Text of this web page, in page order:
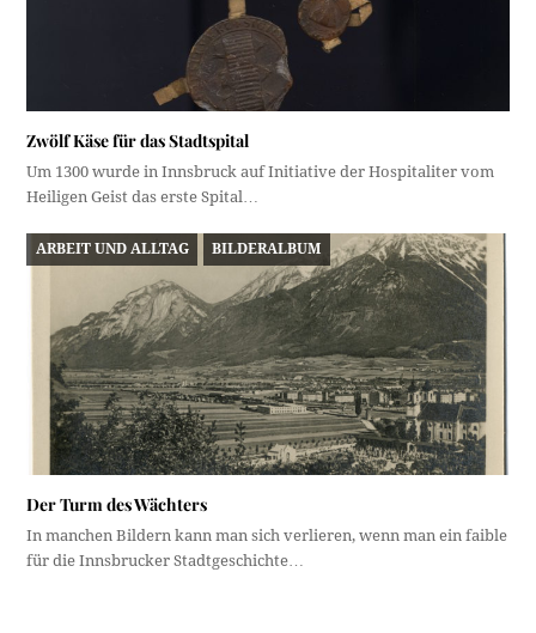
Zwölf Käse für das Stadtspital
Um 1300 wurde in Innsbruck auf Initiative der Hospitaliter vom
Heiligen Geist das erste Spital…
ARBEIT UND ALLTAG BILDERALBUM
Der Turm des Wächters
In manchen Bildern kann man sich verlieren, wenn man ein faible
für die Innsbrucker Stadtgeschichte…